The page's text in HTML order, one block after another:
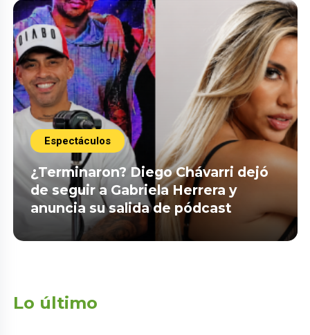
Espectáculos
¿Terminaron? Diego Chávarri dejó
de seguir a Gabriela Herrera y
anuncia su salida de pódcast
Lo último